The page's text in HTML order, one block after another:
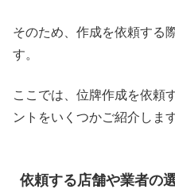
そのため、作成を依頼する
す。
ここでは、位牌作成を依頼
ントをいくつかご紹介します
依頼する店舗や業者の